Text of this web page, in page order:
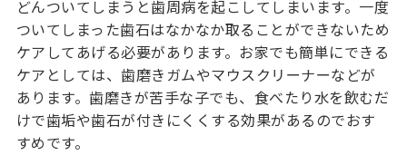
どんついてしまうと歯周病を起こしてしまいます。一度
ついてしまった歯石はなかなか取ることができないため
ケアしてあげる必要があります。お家でも簡単にできる
ケアとしては、歯磨きガムやマウスクリーナーなどが
あります。歯磨きが苦手な子でも、食べたり水を飲むだ
けで歯垢や歯石が付きにくくする効果があるのでおす
すめです。